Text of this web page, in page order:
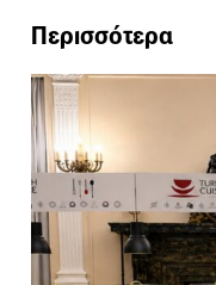
Περισσότερα